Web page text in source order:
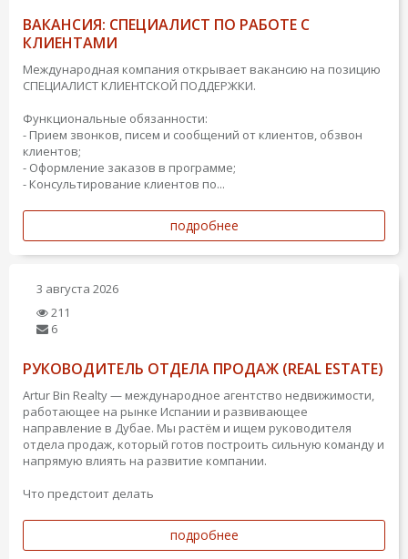
ВАКАНСИЯ: СПЕЦИАЛИСТ ПО РАБОТЕ С
КЛИЕНТАМИ
Международная компания открывает вакансию на позицию
СПЕЦИАЛИСТ КЛИЕНТСКОЙ ПОДДЕРЖКИ.
Функциональные обязанности:
- Прием звонков, писем и сообщений от клиентов, обзвон
клиентов;
- Оформление заказов в программе;
- Консультирование клиентов по...
подробнее
3 августа 2026
211
6
РУКОВОДИТЕЛЬ ОТДЕЛА ПРОДАЖ (REAL ESTATE)
Artur Bin Realty — международное агентство недвижимости,
работающее на рынке Испании и развивающее
направление в Дубае. Мы растём и ищем руководителя
отдела продаж, который готов построить сильную команду и
напрямую влиять на развитие компании.
Что предстоит делать
подробнее